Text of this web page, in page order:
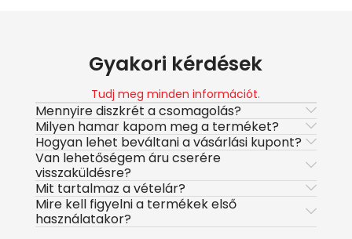
Gyakori kérdések
Tudj meg minden információt.
Mennyire diszkrét a csomagolás?
Milyen hamar kapom meg a terméket?
Hogyan lehet beváltani a vásárlási kupont?
Van lehetőségem áru cserére
visszaküldésre?
Mit tartalmaz a vételár?
Mire kell figyelni a termékek első
használatakor?